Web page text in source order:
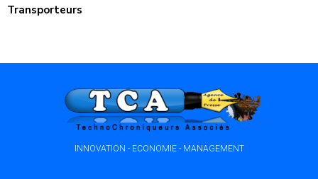
Transporteurs
INNOVATION - ECONOMIE - MANAGEMENT